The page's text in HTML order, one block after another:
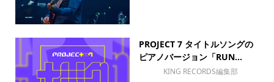
PROJECT 7 タイトルソングの
ピアノバージョン「RUN...
KING RECORDS編集部